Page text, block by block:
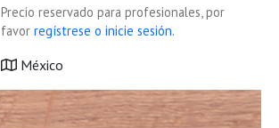
Precio reservado para profesionales, por
favor regístrese o inicie sesión.
México